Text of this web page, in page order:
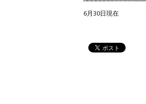
6月30日現在